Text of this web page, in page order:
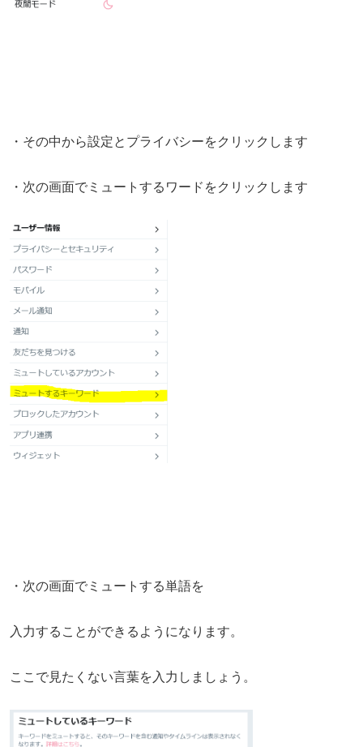
・その中から設定とプライバシーをクリックします
・次の画面でミュートするワードをクリックします
・次の画面でミュートする単語を
入力することができるようになります。
ここで見たくない言葉を入力しましょう。